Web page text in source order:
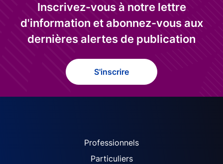
Inscrivez-vous à notre lettre
d'information et abonnez-vous aux
dernières alertes de publication
S'inscrire
ACPR site navigation
Professionnels
Particuliers